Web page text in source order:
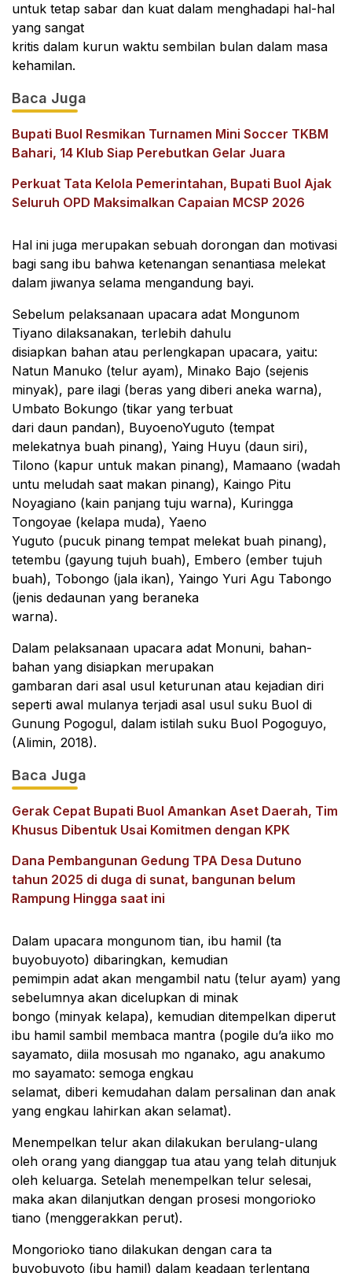
untuk tetap sabar dan kuat dalam menghadapi hal-hal
yang sangat
kritis dalam kurun waktu sembilan bulan dalam masa
kehamilan.
Baca Juga
Bupati Buol Resmikan Turnamen Mini Soccer TKBM
Bahari, 14 Klub Siap Perebutkan Gelar Juara
Perkuat Tata Kelola Pemerintahan, Bupati Buol Ajak
Seluruh OPD Maksimalkan Capaian MCSP 2026
Hal ini juga merupakan sebuah dorongan dan motivasi
bagi sang ibu bahwa ketenangan senantiasa melekat
dalam jiwanya selama mengandung bayi.
Sebelum pelaksanaan upacara adat Mongunom
Tiyano dilaksanakan, terlebih dahulu
disiapkan bahan atau perlengkapan upacara, yaitu:
Natun Manuko (telur ayam), Minako Bajo (sejenis
minyak), pare ilagi (beras yang diberi aneka warna),
Umbato Bokungo (tikar yang terbuat
dari daun pandan), BuyoenoYuguto (tempat
melekatnya buah pinang), Yaing Huyu (daun siri),
Tilono (kapur untuk makan pinang), Mamaano (wadah
untu meludah saat makan pinang), Kaingo Pitu
Noyagiano (kain panjang tuju warna), Kuringga
Tongoyae (kelapa muda), Yaeno
Yuguto (pucuk pinang tempat melekat buah pinang),
tetembu (gayung tujuh buah), Embero (ember tujuh
buah), Tobongo (jala ikan), Yaingo Yuri Agu Tabongo
(jenis dedaunan yang beraneka
warna).
Dalam pelaksanaan upacara adat Monuni, bahan-
bahan yang disiapkan merupakan
gambaran dari asal usul keturunan atau kejadian diri
seperti awal mulanya terjadi asal usul suku Buol di
Gunung Pogogul, dalam istilah suku Buol Pogoguyo,
(Alimin, 2018).
Baca Juga
Gerak Cepat Bupati Buol Amankan Aset Daerah, Tim
Khusus Dibentuk Usai Komitmen dengan KPK
Dana Pembangunan Gedung TPA Desa Dutuno
tahun 2025 di duga di sunat, bangunan belum
Rampung Hingga saat ini
Dalam upacara mongunom tian, ibu hamil (ta
buyobuyoto) dibaringkan, kemudian
pemimpin adat akan mengambil natu (telur ayam) yang
sebelumnya akan dicelupkan di minak
bongo (minyak kelapa), kemudian ditempelkan diperut
ibu hamil sambil membaca mantra (pogile du’a iiko mo
sayamato, diila mosusah mo nganako, agu anakumo
mo sayamato: semoga engkau
selamat, diberi kemudahan dalam persalinan dan anak
yang engkau lahirkan akan selamat).
Menempelkan telur akan dilakukan berulang-ulang
oleh orang yang dianggap tua atau yang telah ditunjuk
oleh keluarga. Setelah menempelkan telur selesai,
maka akan dilanjutkan dengan prosesi mongorioko
tiano (menggerakkan perut).
Mongorioko tiano dilakukan dengan cara ta
buyobuyoto (ibu hamil) dalam keadaan terlentang